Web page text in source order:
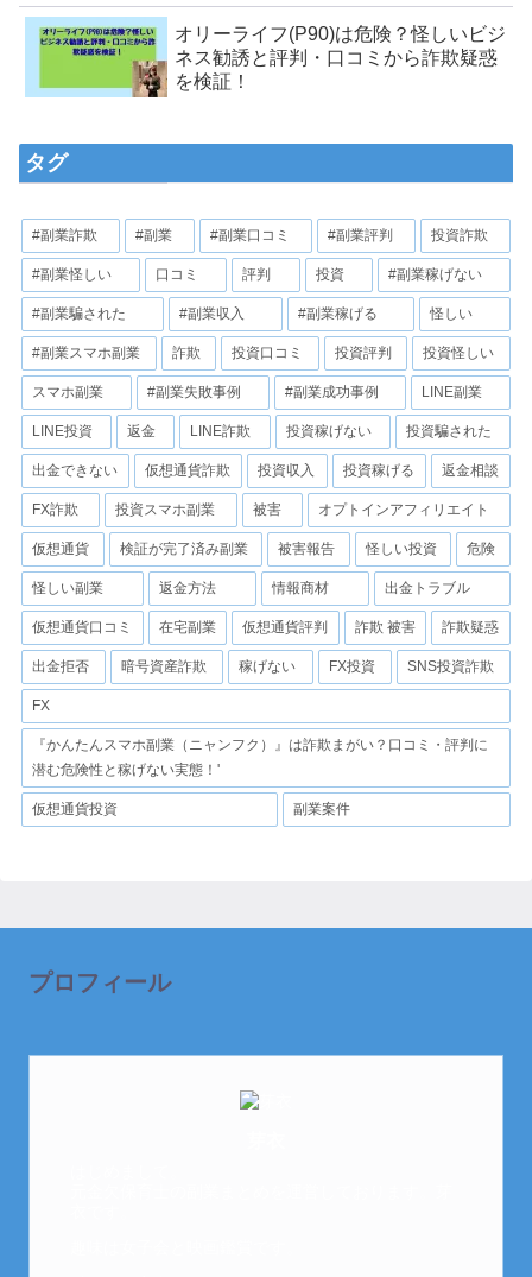
オリーライフ(P90)は危険？怪しいビジ
ネス勧誘と評判・口コミから詐欺疑惑
を検証！
タグ
#副業詐欺 #副業 #副業口コミ #副業評判 投資詐欺
#副業怪しい 口コミ 評判 投資 #副業稼げない
#副業騙された #副業収入 #副業稼げる 怪しい
#副業スマホ副業 詐欺 投資口コミ 投資評判 投資怪しい
スマホ副業 #副業失敗事例 #副業成功事例 LINE副業
LINE投資 返金 LINE詐欺 投資稼げない 投資騙された
出金できない 仮想通貨詐欺 投資収入 投資稼げる 返金相談
FX詐欺 投資スマホ副業 被害 オプトインアフィリエイト
仮想通貨 検証が完了済み副業 被害報告 怪しい投資 危険
怪しい副業 返金方法 情報商材 出金トラブル
仮想通貨口コミ 在宅副業 仮想通貨評判 詐欺 被害 詐欺疑惑
出金拒否 暗号資産詐欺 稼げない FX投資 SNS投資詐欺
FX
『かんたんスマホ副業（ニャンフク）』は詐欺まがい？口コミ・評判に
潜む危険性と稼げない実態！'
仮想通貨投資 副業案件
プロフィール